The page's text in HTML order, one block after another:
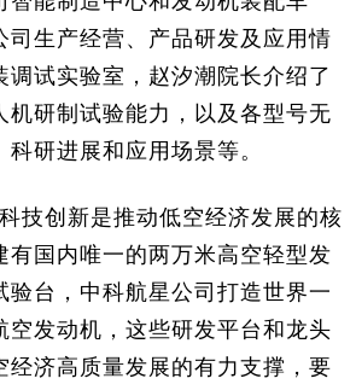
司生产经营、产品研发及应用情
调试实验室，赵汐潮院长介绍了
机研制试验能力，以及各型号无
研进展和应用场景等。
技创新是推动低空经济发展的核
有国内唯一的两万米高空轻型发
验台，中科航星公司打造世界一
空发动机，这些研发平台和龙头
经济高质量发展的有力支撑，要